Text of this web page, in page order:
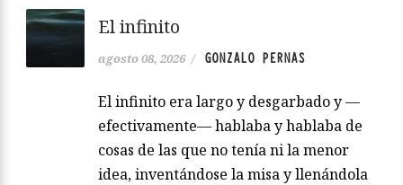
El infinito
agosto 08, 2026 / GONZALO PERNAS
El infinito era largo y desgarbado y —
efectivamente— hablaba y hablaba de
cosas de las que no tenía ni la menor
idea, inventándose la misa y llenándola